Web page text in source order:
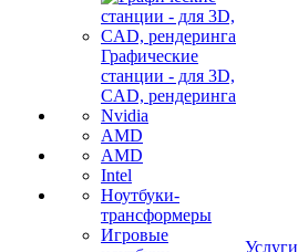
Графические
станции - для 3D,
CAD, рендеринга
Nvidia
AMD
AMD
Intel
Ноутбуки-
трансформеры
Игровые
Услуги